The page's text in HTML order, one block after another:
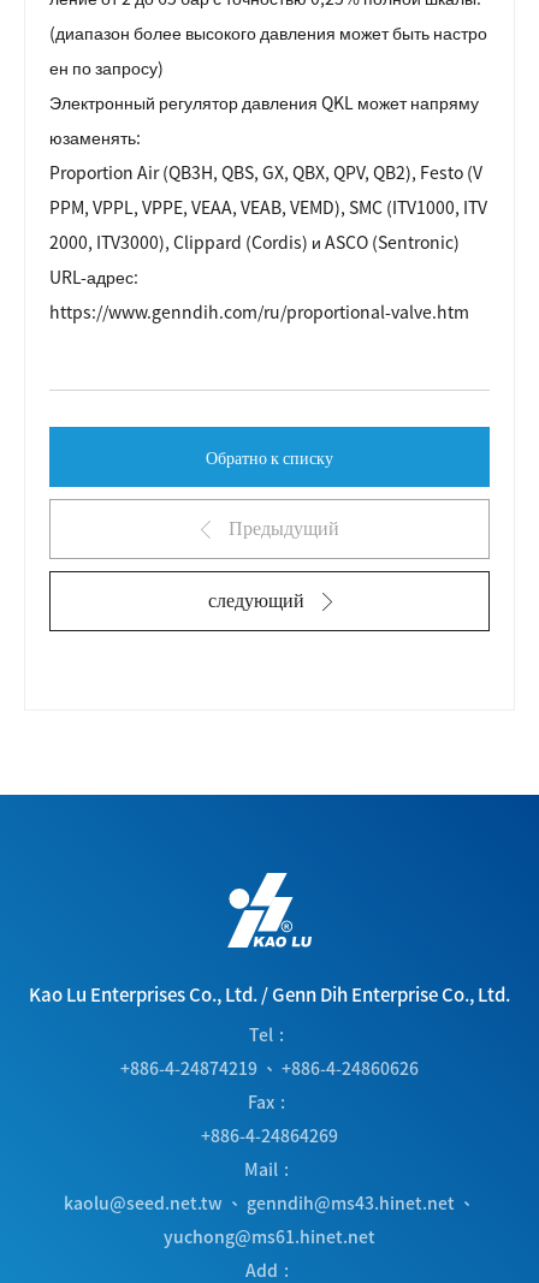
(диапазон более высокого давления может быть настро
ен по запросу)
Электронный регулятор давления QKL может напряму
юзаменять:
Proportion Air (QB3H, QBS, GX, QBX, QPV, QB2), Festo (V
PPM, VPPL, VPPE, VEAA, VEAB, VEMD), SMC (ITV1000, ITV
2000, ITV3000), Clippard (Cordis) и ASCO (Sentronic)
URL-адрес:
https://www.genndih.com/ru/proportional-valve.htm
Предыдущий
Обратно к списку
следующий
Kao Lu Enterprises Co., Ltd./Genn Dih Enterprise Co., Ltd.
Tel
+886-4-24874219 、 +886-4-24860626
Fax
+886-4-24864269
Mail
kaolu@seed.net.tw 、 genndih@ms43.hinet.net 、
yuchong@ms61.hinet.net
Add